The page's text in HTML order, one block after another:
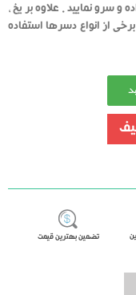
و سرو نمایید . علاوه بر یخ ،
از انواع دسرها استفاده
تضمین بهترین قیمت